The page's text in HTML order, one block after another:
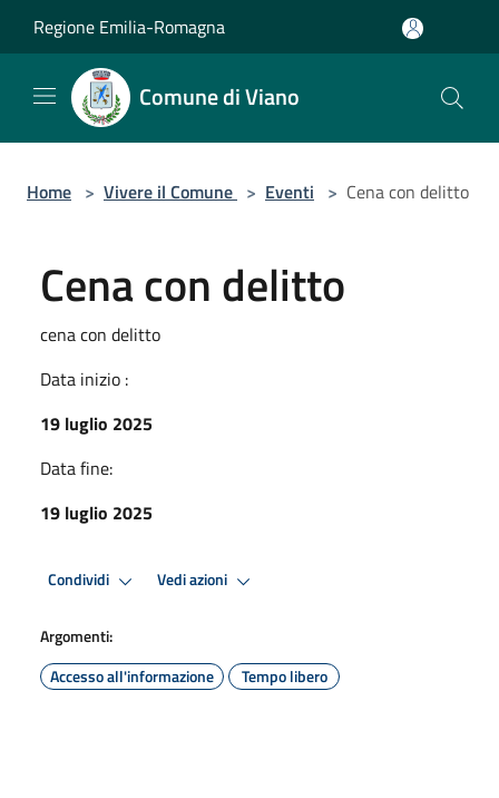
Regione Emilia-Romagna
Comune di Viano
Home > Vivere il Comune > Eventi > Cena con delitto
Cena con delitto
cena con delitto
Data inizio :
19 luglio 2025
Data fine:
19 luglio 2025
Condividi Vedi azioni
Argomenti:
Accesso all'informazione
Tempo libero